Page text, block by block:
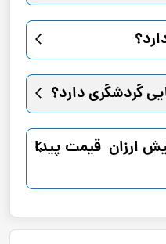
ارزان قیمت پیدا